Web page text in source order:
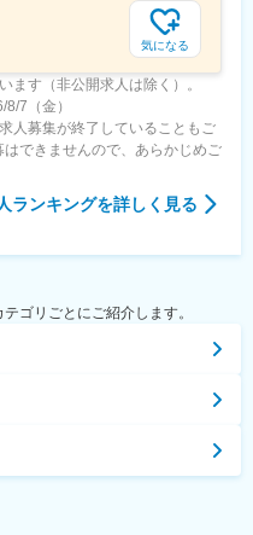
気になる
ます（非公開求人は除く）。
7（金）
人募集が終了していることもご
できませんので、あらかじめご
ランキングを詳しく見る
ゴリごとにご紹介します。